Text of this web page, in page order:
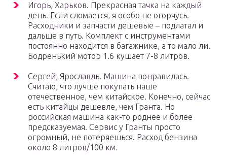
Игорь, Харьков. Прекрасная тачка на каждый
день. Если сломается, я особо не огорчусь.
Расходники и запчасти дешевые – подлатал и
дальше в путь. Комплект с инструментами
постоянно находится в багажнике, а то мало ли.
Бодренький мотор 1.6 кушает 7-8 литров.
Сергей, Ярославль. Машина понравилась.
Считаю, что лучше покупать наше
отечественное, чем китайское. Конечно, сейчас
есть китайцы дешевле, чем Гранта. Но
российская машина как-то роднее и более
предсказуемая. Сервис у Гранты просто
огромный, не потеряешься. Расход бензина
около 8 литров/100 км.